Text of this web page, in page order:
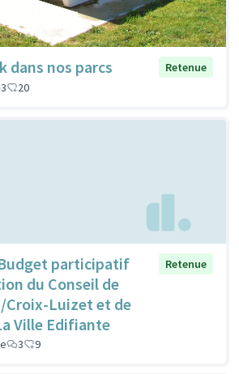
dans nos parcs
Retenue
3 20
Budget participatif
du Conseil de
Croix-Luizet et de
Ville Edifiante
Retenue
3 9